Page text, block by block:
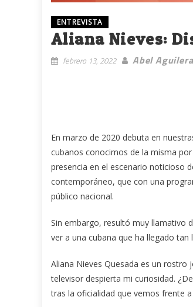
ENTREVISTA
Aliana Nieves:
febrero 13, 2022 Abel
En marzo de 2020 debuta en
cubanos conocimos de la misma
presencia en el escenario noticioso
contemporáneo, que con una
público nacional.
Sin embargo, resultó muy llamativo
ver a una cubana que ha llegado tan
Aliana Nieves Quesada es un rostro
televisor despierta mi curiosidad.
tras la oficialidad que vemos frente